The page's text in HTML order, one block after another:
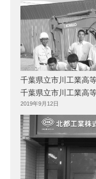
千葉県立市川工業高
千葉県立市川工業高
2019年9月12日